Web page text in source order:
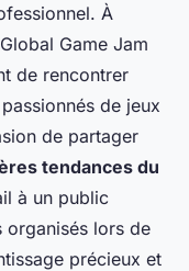
À
Game Jam
de rencontrer
de jeux
de partager
tendances du
à un public
organisés lors de
précieux et